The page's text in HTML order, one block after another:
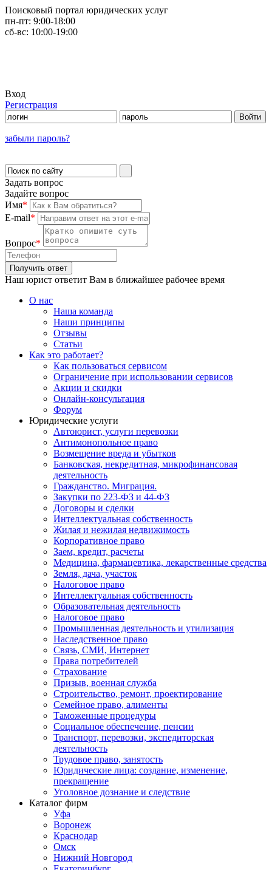
Поисковый портал юридических услуг
пн-пт: 9:00-18:00
сб-вс: 10:00-19:00
Вход
Регистрация
забыли пароль?
Задать вопрос
Задайте вопрос
Имя*
E-mail*
Вопрос*
Наш юрист ответит Вам в ближайшее рабочее время
О нас
Наша команда
Наши принципы
Отзывы
Статьи
Как это работает?
Как пользоваться сервисом
Ограничение при использовании сервисов
Акции и скидки
Онлайн-консультация
Форум
Юридические услуги
Автоюрист, услуги перевозки
Антимонопольное право
Возмещение вреда и убытков
Банковская, некредитная, микрофинансовая
деятельность
Гражданство. Миграция.
Закупки по 223-ФЗ и 44-ФЗ
Договоры и сделки
Интеллектуальная собственность
Жилая и нежилая недвижимость
Корпоративное право
Заем, кредит, расчеты
Медицина, фармацевтика, лекарственные средства
Земля, дача, участок
Налоговое право
Интеллектуальная собственность
Образовательная деятельность
Налоговое право
Промышленная деятельность и утилизация
Наследственное право
Связь, СМИ, Интернет
Права потребителей
Страхование
Призыв, военная служба
Строительство, ремонт, проектирование
Семейное право, алименты
Таможенные процедуры
Социальное обеспечение, пенсии
Транспорт, перевозки, экспедиторская
деятельность
Трудовое право, занятость
Юридические лица: создание, изменение,
прекращение
Уголовное дознание и следствие
Каталог фирм
Уфа
Воронеж
Краснодар
Омск
Нижний Новгород